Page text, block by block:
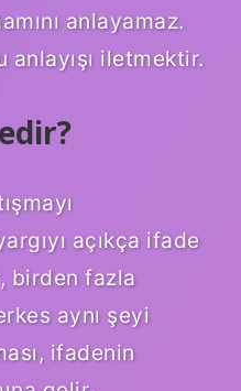
anlayamaz.
anlayışı iletmektir.
açıkça ifade
birden fazla
aynı şeyi
ifadenin